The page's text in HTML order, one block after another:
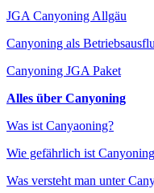
JGA Canyoning Allgäu
Canyoning als
Canyoning JGA Paket
Alles über Canyoning
Was ist Canyaoning?
Wie gefährlich ist
Was versteht man unter